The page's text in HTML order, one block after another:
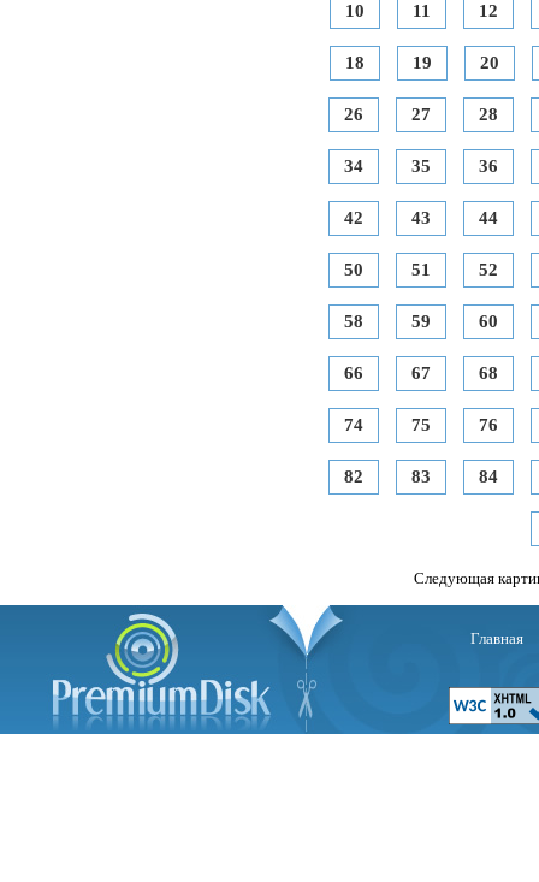
10 11 12
18 19 20
26 27 28
34 35 36
42 43 44
50 51 52
58 59 60
66 67 68
74 75 76
82 83 84
Следующая
Главная